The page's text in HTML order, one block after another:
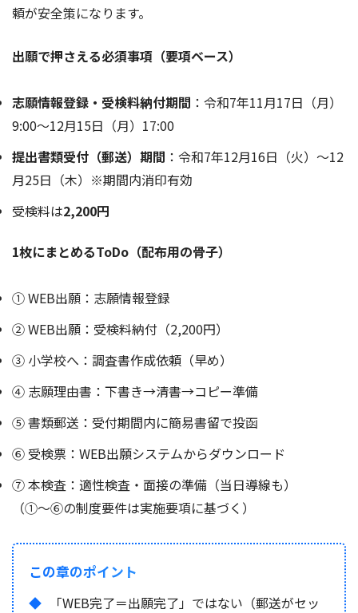
頼が安全策になります。
出願で押さえる必須事項（要項ベース）
志願情報登録・受検料納付期間 ：令和7年11月17日（月）
9:00〜12月15日（月）17:00
提出書類受付（郵送）期間 ：令和7年12月16日（火）〜12
月25日（木）※期間内消印有効
受検料は2,200円
1枚にまとめるToDo（配布用の骨子）
① WEB出願：志願情報登録
② WEB出願：受検料納付（2,200円）
③ 小学校へ：調査書作成依頼（早め）
④ 志願理由書：下書き→清書→コピー準備
⑤ 書類郵送：受付期間内に簡易書留で投函
⑥ 受検票：WEB出願システムからダウンロード
⑦ 本検査：適性検査・面接の準備（当日導線も）
（①〜⑥の制度要件は実施要項に基づく）
この章のポイント
「WEB完了＝出願完了」ではない（郵送がセッ